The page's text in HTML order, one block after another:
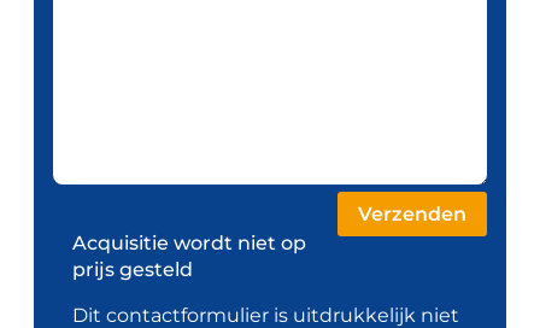
Acquisitie wordt niet op
prijs gesteld
Dit contactformulier is uitdrukkelijk niet